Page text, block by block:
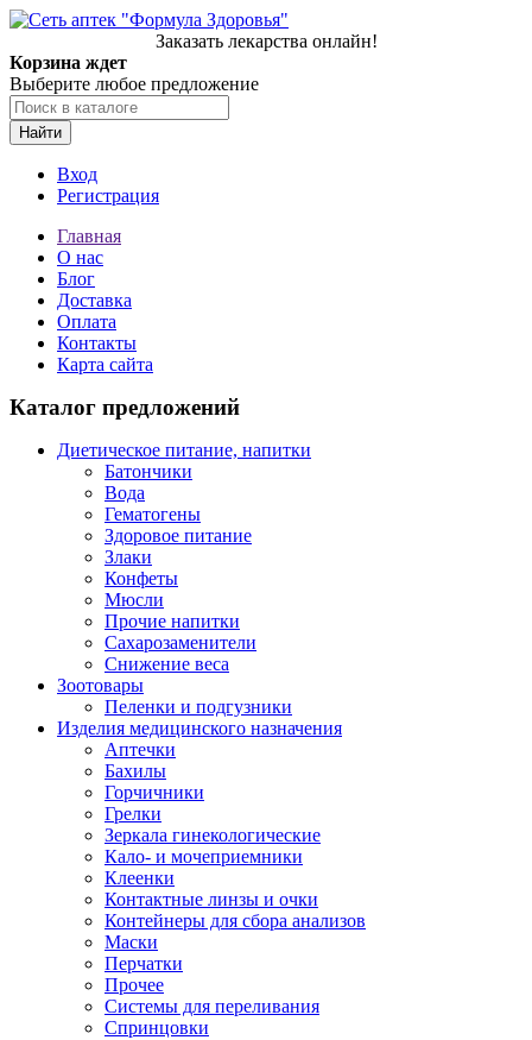
Заказать лекарства онлайн!
Корзина ждет
Выберите любое предложение
Найти
Вход
Регистрация
Главная
О нас
Блог
Доставка
Оплата
Контакты
Карта сайта
Каталог предложений
Диетическое питание, напитки
Батончики
Вода
Гематогены
Здоровое питание
Злаки
Конфеты
Мюсли
Прочие напитки
Сахарозаменители
Снижение веса
Зоотовары
Пеленки и подгузники
Изделия медицинского назначения
Аптечки
Бахилы
Горчичники
Грелки
Зеркала гинекологические
Кало- и мочеприемники
Клеенки
Контактные линзы и очки
Контейнеры для сбора анализов
Маски
Перчатки
Прочее
Системы для переливания
Спринцовки